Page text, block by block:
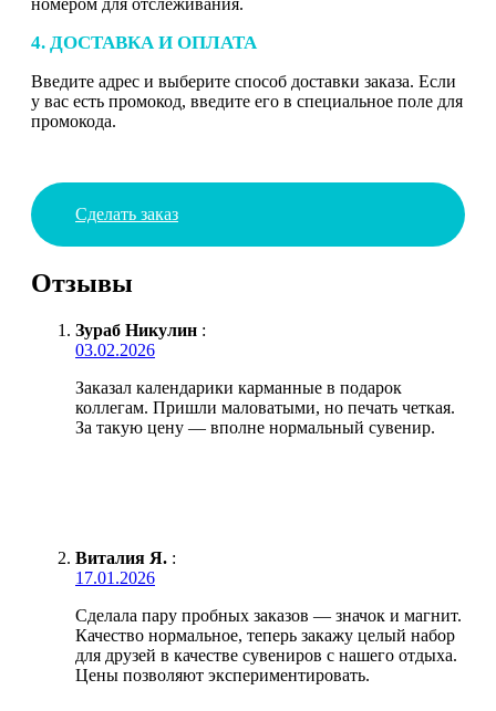
4. ДОСТАВКА И ОПЛАТА
Введите адрес и выберите способ доставки заказа. Если
у вас есть промокод, введите его в специальное поле для
промокода.
Сделать заказ
Отзывы
Зураб Никулин :
03.02.2026
Заказал календарики карманные в подарок
коллегам. Пришли маловатыми, но печать четкая.
За такую цену — вполне нормальный сувенир.
Виталия Я. :
17.01.2026
Сделала пару пробных заказов — значок и магнит.
Качество нормальное, теперь закажу целый набор
для друзей в качестве сувениров с нашего отдыха.
Цены позволяют экспериментировать.